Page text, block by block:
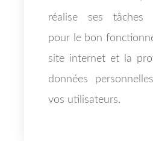
réalise ses tâches
pour le bon
site internet et la
données
vos utilisateurs.